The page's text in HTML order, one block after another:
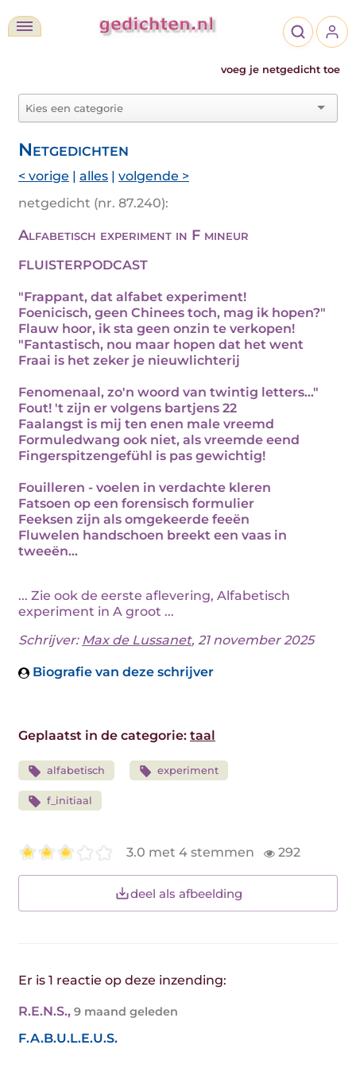
voeg je netgedicht toe
Netgedichten
< vorige | alles | volgende >
netgedicht (nr. 87.240):
Alfabetisch experiment in F mineur
FLUISTERPODCAST
"Frappant, dat alfabet experiment!
Foenicisch, geen Chinees toch, mag ik hopen?"
Flauw hoor, ik sta geen onzin te verkopen!
"Fantastisch, nou maar hopen dat het went
Fraai is het zeker je nieuwlichterij
Fenomenaal, zo'n woord van twintig letters..."
Fout! 't zijn er volgens bartjens 22
Faalangst is mij ten enen male vreemd
Formuledwang ook niet, als vreemde eend
Fingerspitzengefühl is pas gewichtig!
Fouilleren - voelen in verdachte kleren
Fatsoen op een forensisch formulier
Feeksen zijn als omgekeerde feeën
Fluwelen handschoen breekt een vaas in
tweeën...
... Zie ook de eerste aflevering, Alfabetisch
experiment in A groot ...
Schrijver: Max de Lussanet, 21 november 2025
Biografie van deze schrijver
Geplaatst in de categorie: taal
alfabetisch experiment
f_initiaal
3.0 met 4 stemmen 292
deel als afbeelding
Er is 1 reactie op deze inzending:
R.E.N.S., 9 maand geleden
F.A.B.U.L.E.U.S.